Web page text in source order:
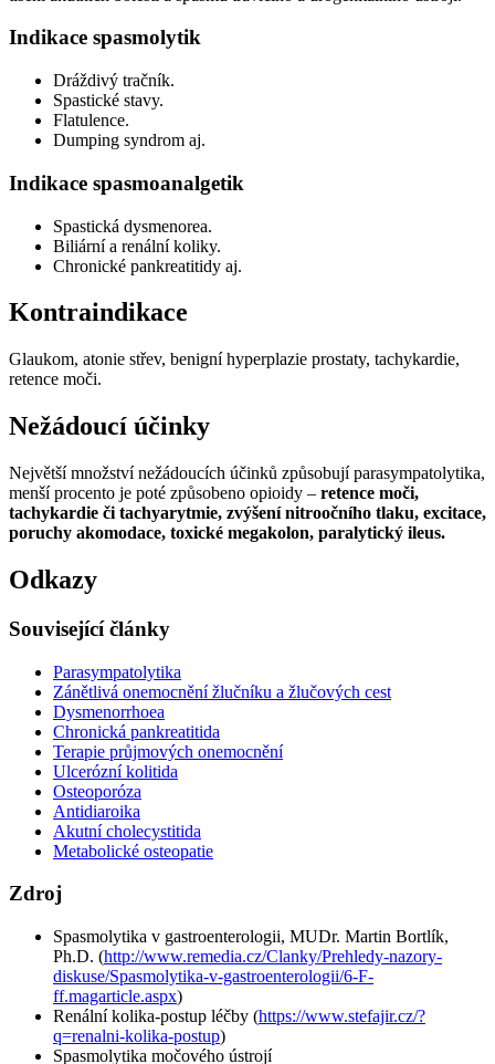
Indikace spasmolytik
Dráždivý tračník.
Spastické stavy.
Flatulence.
Dumping syndrom aj.
Indikace spasmoanalgetik
Spastická dysmenorea.
Biliární a renální koliky.
Chronické pankreatitidy aj.
Kontraindikace
Glaukom, atonie střev, benigní hyperplazie prostaty, tachykardie,
retence moči.
Nežádoucí účinky
Největší množství nežádoucích účinků způsobují parasympatolytika,
menší procento je poté způsobeno opioidy – retence moči,
tachykardie či tachyarytmie, zvýšení nitroočního tlaku, excitace,
poruchy akomodace, toxické megakolon, paralytický ileus.
Odkazy
Související články
Parasympatolytika
Zánětlivá onemocnění žlučníku a žlučových cest
Dysmenorrhoea
Chronická pankreatitida
Terapie průjmových onemocnění
Ulcerózní kolitida
Osteoporóza
Antidiaroika
Akutní cholecystitida
Metabolické osteopatie
Zdroj
Spasmolytika v gastroenterologii, MUDr. Martin Bortlík,
Ph.D. (http://www.remedia.cz/Clanky/Prehledy-nazory-
diskuse/Spasmolytika-v-gastroenterologii/6-F-
ff.magarticle.aspx)
Renální kolika-postup léčby (https://www.stefajir.cz/?
q=renalni-kolika-postup)
Spasmolytika močového ústrojí